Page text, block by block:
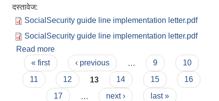
दस्तावेज:
SocialSecurity guide line implementation letter.pdf
SocialSecurity guide line implementation letter.pdf
Read more
Pages
« first ‹ previous 9
10
11
12 13 14 15
16
17
next › last »